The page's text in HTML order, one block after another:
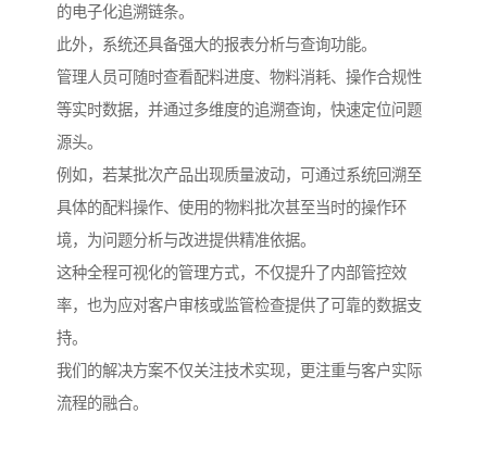
的电子化追溯链条。
此外，系统还具备强大的报表分析与查询功能。
管理人员可随时查看配料进度、物料消耗、操作合规性
等实时数据，并通过多维度的追溯查询，快速定位问题
源头。
例如，若某批次产品出现质量波动，可通过系统回溯至
具体的配料操作、使用的物料批次甚至当时的操作环
境，为问题分析与改进提供精准依据。
这种全程可视化的管理方式，不仅提升了内部管控效
率，也为应对客户审核或监管检查提供了可靠的数据支
持。
我们的解决方案不仅关注技术实现，更注重与客户实际
流程的融合。